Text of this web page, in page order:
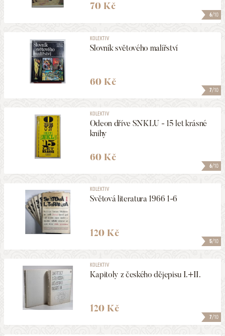
6/10
70 Kč
7/10
KOLEKTIV
Slovník světového malířství
60 Kč
6/10
KOLEKTIV
Odeon dříve SNKLU - 15 let krásné
knihy
60 Kč
5/10
KOLEKTIV
Světová literatura 1966 1-6
120 Kč
7/10
KOLEKTIV
Kapitoly z českého dějepisu I.+II.
120 Kč